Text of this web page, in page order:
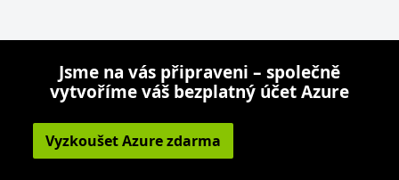
Jsme na vás připraveni – společně
vytvoříme váš bezplatný účet Azure
Vyzkoušet Azure zdarma